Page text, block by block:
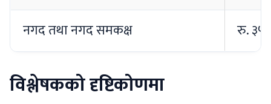
नगद तथा नगद समकक्ष
रु.
विश्लेषकको दृष्टिकोणमा